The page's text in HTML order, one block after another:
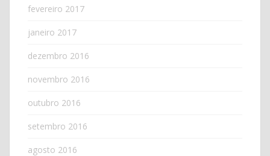
fevereiro 2017
janeiro 2017
dezembro 2016
novembro 2016
outubro 2016
setembro 2016
agosto 2016